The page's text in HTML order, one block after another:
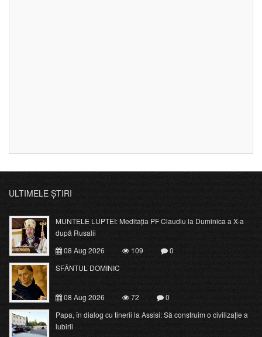
ULTIMELE ȘTIRI
MUNTELE LUPTEI: Meditația PF Claudiu la Duminica a X-a
după Rusalii
08 Aug 2026
109
0
SFÂNTUL DOMINIC
08 Aug 2026 72
0
Papa, în dialog cu tinerii la Assisi: Să construim o civilizație a
iubirii